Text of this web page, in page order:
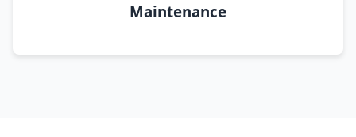
Maintenance